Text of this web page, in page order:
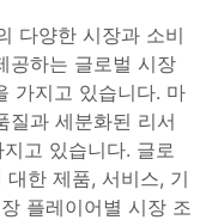
다양한 시장과 소비
공하는 글로벌 시장
가지고 있습니다. 마
질과 세분화된 리서
고 있습니다. 글로
한 제품, 서비스, 기
플레이어별 시장 조